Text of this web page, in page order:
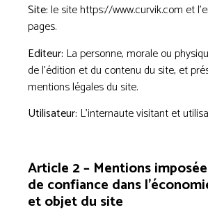
Site: le site https://www.curvik.com et
pages.
Editeur: La personne, morale ou
de l’édition et du contenu du site, et
mentions légales du site.
Utilisateur: L’internaute visitant et
Article 2 – Mentions
de confiance dans
et objet du site